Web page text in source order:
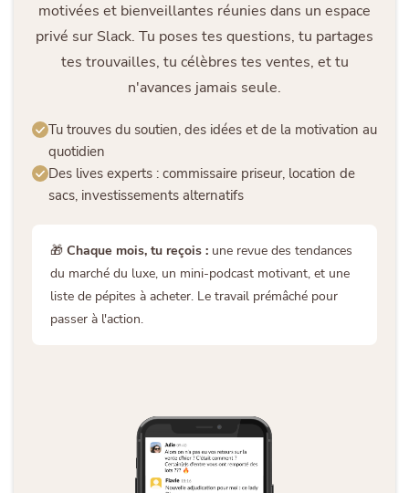
motivées et bienveillantes réunies dans un espace
privé sur Slack. Tu poses tes questions, tu partages
tes trouvailles, tu célèbres tes ventes, et tu
n'avances jamais seule.
Tu trouves du soutien, des idées et de la motivation au
quotidien
Des lives experts : commissaire priseur, location de
sacs, investissements alternatifs
🎁 Chaque mois, tu reçois : une revue des tendances
du marché du luxe, un mini-podcast motivant, et une
liste de pépites à acheter. Le travail prémâché pour
passer à l'action.